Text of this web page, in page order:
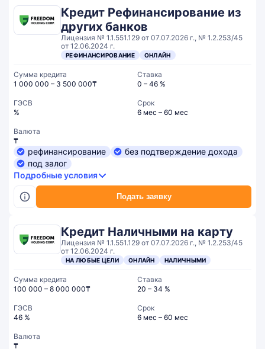
Кредит Рефинансирование из
других банков
Лицензия № 1.1.551.129 от 07.07.2026 г., № 1.2.253/45
от 12.06.2024 г.
РЕФИНАНСИРОВАНИЕ ОНЛАЙН
Подать заявку
Сумма кредита
1 000 000 – 3 500 000₸
Ставка
0 – 46 %
ГЭСВ
%
Срок
6 мес – 60 мес
Валюта
₸
рефинансирование
без подтверждение дохода
под залог
Подробные условия
Кредит Наличными на карту
Лицензия № 1.1.551.129 от 07.07.2026 г., № 1.2.253/45
от 12.06.2024 г.
НА ЛЮБЫЕ ЦЕЛИ ОНЛАЙН НАЛИЧНЫМИ
Сумма кредита
100 000 – 8 000 000₸
Ставка
20 – 34 %
ГЭСВ
46 %
Срок
6 мес – 60 мес
Валюта
₸